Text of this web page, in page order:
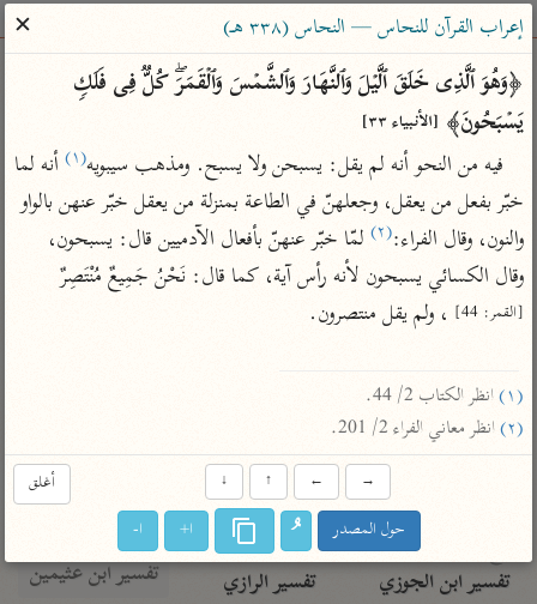
ساهم معنا في نشر القرآن والعلم الشرعي
الباحث القرآني
بحث تفسير معاجم
Type 2 or more characters for results.
Type 1 or more
characters for results.
أمّهات
تفسير الطبري
تفسير ابن كثير
تفسير القرطبي
تفسير البغوي
جمع الأقوال
تفسير ابن الجوزي
عامّة
موسوعات
تفسير الآلوسي
تفسير الرازي
تفسير السعدي
أيسر التفاسير
القرآن – تدبر وعمل
تفسير ابن عثيمين
إعراب القرآن للنحاس — النحاس (٣٣٨ هـ)
✕
یَسۡبَحُونَ﴾ [الأنبياء ٣٣]
فيه من النحو أنه لم يقل: يسبحن ولا يسبح. ومذهب سيبويه(١)
خبّر بفعل من يعقل، وجعلهنّ في الطاعة بمنزلة من يعقل خبّر عنهن بالواو
والنون، وقال الفراء:(٢)
وقال الكسائي يسبحون لأنه رأس آية، كما قال: نَحْنُ جَمِيعٌ مُنْتَصِرٌ
[القمر: 44] ، ولم يقل منتصرون.
(١)
انظر الكتاب 2/ 44.
(٢)
انظر معاني الفراء 2/ 201.
أغلق →
←
↑
↓
حول المصدر ا+ ا-